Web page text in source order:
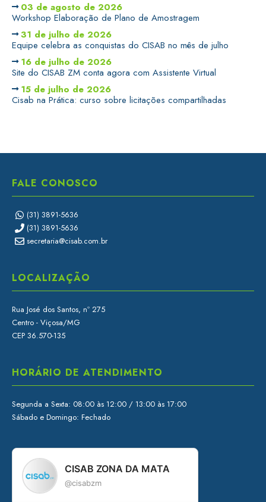
03 de agosto de 2026
Workshop Elaboração de Plano de Amostragem
31 de julho de 2026
Equipe celebra as conquistas do CISAB no mês de julho
16 de julho de 2026
Site do CISAB ZM conta agora com Assistente Virtual
15 de julho de 2026
Cisab na Prática: curso sobre licitações compartilhadas
FALE CONOSCO
(31) 3891-5636
(31) 3891-5636
secretaria@cisab.com.br
LOCALIZAÇÃO
Rua José dos Santos, nº 275
Centro - Viçosa/MG
CEP 36.570-135
HORÁRIO DE ATENDIMENTO
Segunda a Sexta: 08:00 às 12:00 / 13:00 às 17:00
Sábado e Domingo: Fechado
CISAB ZONA DA MATA
@cisabzm